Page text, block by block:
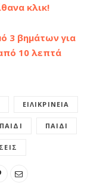
κλικ!
3 βημάτων για
10 λεπτά
ΕΙΛΙΚΡΊΝΕΙΑ
ΠΑΙΔΊ